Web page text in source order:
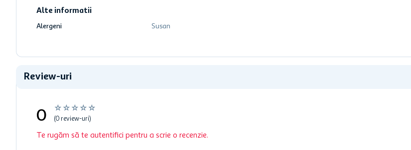
Alte informatii
Alergeni Susan
Review-uri
☆ ☆ ☆ ☆ ☆
0 (0 review-uri)
Te rugăm să te autentifici pentru a scrie o recenzie.